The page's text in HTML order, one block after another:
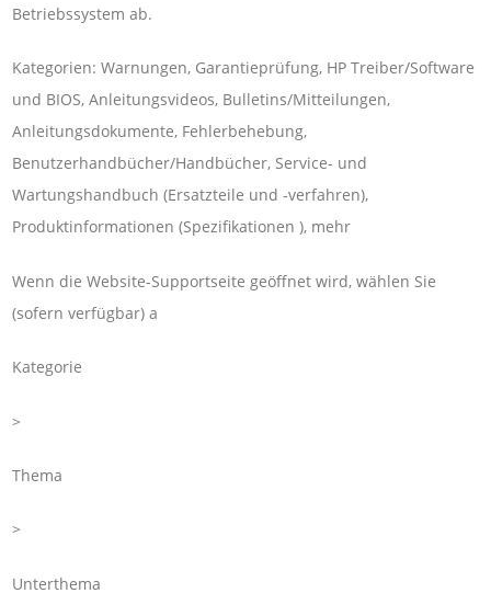
Betriebssystem ab.
Kategorien: Warnungen, Garantieprüfung, HP Treiber/Software
und BIOS, Anleitungsvideos, Bulletins/Mitteilungen,
Anleitungsdokumente, Fehlerbehebung,
Benutzerhandbücher/Handbücher, Service- und
Wartungshandbuch (Ersatzteile und -verfahren),
Produktinformationen (Spezifikationen ), mehr
Wenn die Website-Supportseite geöffnet wird, wählen Sie
(sofern verfügbar) a
Kategorie
>
Thema
>
Unterthema